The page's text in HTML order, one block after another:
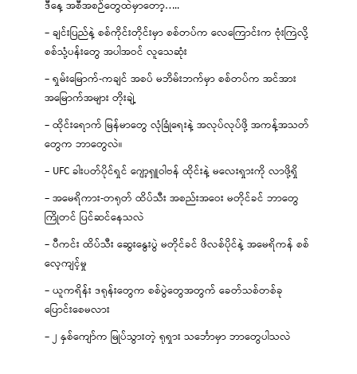
ဒီနေ့ အစီအစဉ်တွေထဲမှာတော့…..
– ချင်းပြည်နဲ့ စစ်ကိုင်းတိုင်းမှာ စစ်တပ်က လေကြောင်းက ဗုံးကြဲလို့
စစ်သုံ့ပန်းတွေ အပါအဝင် လူသေဆုံး
– ရှမ်းမြောက်-ကချင် အစပ် မဘိမ်းဘက်မှာ စစ်တပ်က အင်အား
အမြောက်အများ တိုးချဲ့
– ထိုင်းရောက် မြန်မာတွေ လုံခြုံရေးနဲ့ အလုပ်လုပ်ဖို့ အကန့်အသတ်
တွေက ဘာတွေလဲ။
– UFC ခါးပတ်ပိုင်ရှင် ဂျော့ရှူဝါဗန် ထိုင်းနဲ့ မလေးရှားကို လာဖို့ရှိ
– အမေရိကား-တရုတ် ထိပ်သီး အစည်းအဝေး မတိုင်ခင် ဘာတွေ
ကြိုတင် ပြင်ဆင်နေသလဲ
– ပီကင်း ထိပ်သီး ဆွေးနွေးပွဲ မတိုင်ခင် ဖိလစ်ပိုင်နဲ့ အမေရိကန် စစ်
လေ့ကျင့်မှု
– ယူကရိန်း ဒရုန်းတွေက စစ်ပွဲတွေအတွက် ခေတ်သစ်တစ်ခု
ပြောင်းစေမလား
– ၂ နှစ်ကျော်က မြုပ်သွားတဲ့ ရုရှား သင်္ဘောမှာ ဘာတွေပါသလဲ